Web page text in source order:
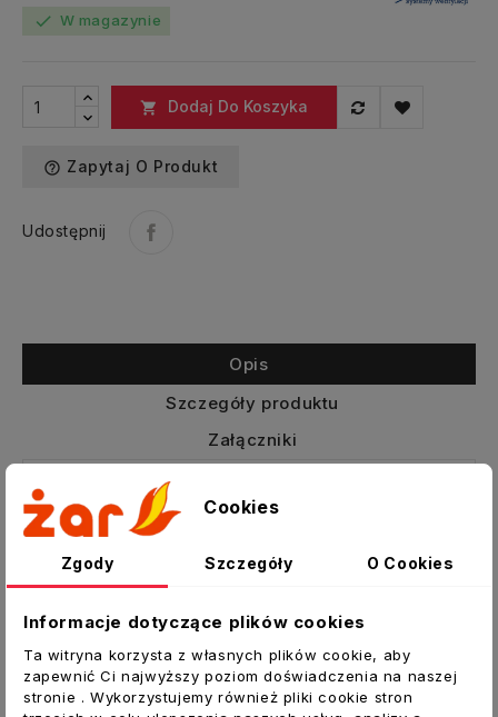
check W magazynie
 Dodaj Do Koszyka
help_outline Zapytaj O Produkt
Udostępnij
Opis
Szczegóły produktu
Załączniki
Złączka mufowa do kształtek
wentylacyjnych
Mufa MSF przeznaczona jest do łączenia ze
sobą kształtek wentylacyjnych okrągłych.
Działa tak samo z systemem z uszczelkami jak i
kolana, przepustnicy, redukcji i łączona jest za
pomocą nitów lub wkrętów samowiercących.
Cookies
Zgody Szczegóły O Cookies
Informacje dotyczące plików cookies
Ta witryna korzysta z własnych plików cookie, aby
zapewnić Ci najwyższy poziom doświadczenia na naszej
stronie . Wykorzystujemy również pliki cookie stron